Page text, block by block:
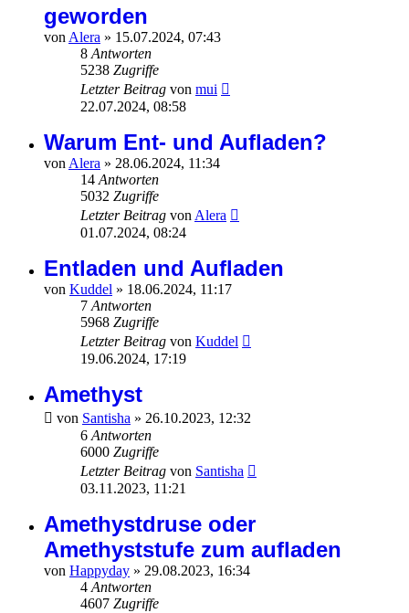
geworden
von Alera » 15.07.2024, 07:43
8 Antworten
5238 Zugriffe
Letzter Beitrag von mui
22.07.2024, 08:58
Warum Ent- und Aufladen?
von Alera » 28.06.2024, 11:34
14 Antworten
5032 Zugriffe
Letzter Beitrag von Alera
01.07.2024, 08:24
Entladen und Aufladen
von Kuddel » 18.06.2024, 11:17
7 Antworten
5968 Zugriffe
Letzter Beitrag von Kuddel
19.06.2024, 17:19
Amethyst
von Santisha » 26.10.2023, 12:32
6 Antworten
6000 Zugriffe
Letzter Beitrag von Santisha
03.11.2023, 11:21
Amethystdruse oder
Amethyststufe zum aufladen
von Happyday » 29.08.2023, 16:34
4 Antworten
4607 Zugriffe